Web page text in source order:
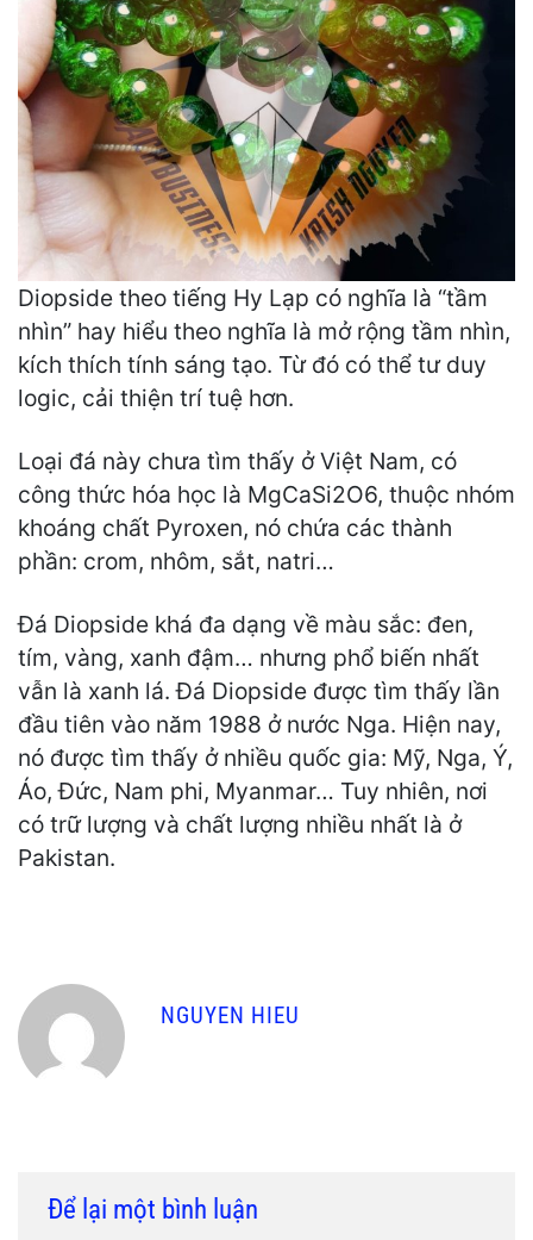
Diopside theo tiếng Hy Lạp có nghĩa là “tầm
nhìn” hay hiểu theo nghĩa là mở rộng tầm nhìn,
kích thích tính sáng tạo. Từ đó có thể tư duy
logic, cải thiện trí tuệ hơn.
Loại đá này chưa tìm thấy ở Việt Nam, có
công thức hóa học là MgCaSi2O6, thuộc nhóm
khoáng chất Pyroxen, nó chứa các thành
phần: crom, nhôm, sắt, natri…
Đá Diopside khá đa dạng về màu sắc: đen,
tím, vàng, xanh đậm… nhưng phổ biến nhất
vẫn là xanh lá. Đá Diopside được tìm thấy lần
đầu tiên vào năm 1988 ở nước Nga. Hiện nay,
nó được tìm thấy ở nhiều quốc gia: Mỹ, Nga, Ý,
Áo, Đức, Nam phi, Myanmar… Tuy nhiên, nơi
có trữ lượng và chất lượng nhiều nhất là ở
Pakistan.
NGUYEN HIEU
Để lại một bình luận